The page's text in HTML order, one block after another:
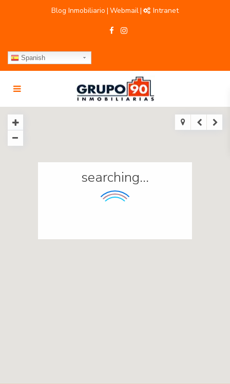
Blog Inmobiliario | Webmail| Intranet
Spanish
searching...